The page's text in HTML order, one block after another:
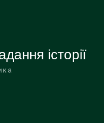
історії